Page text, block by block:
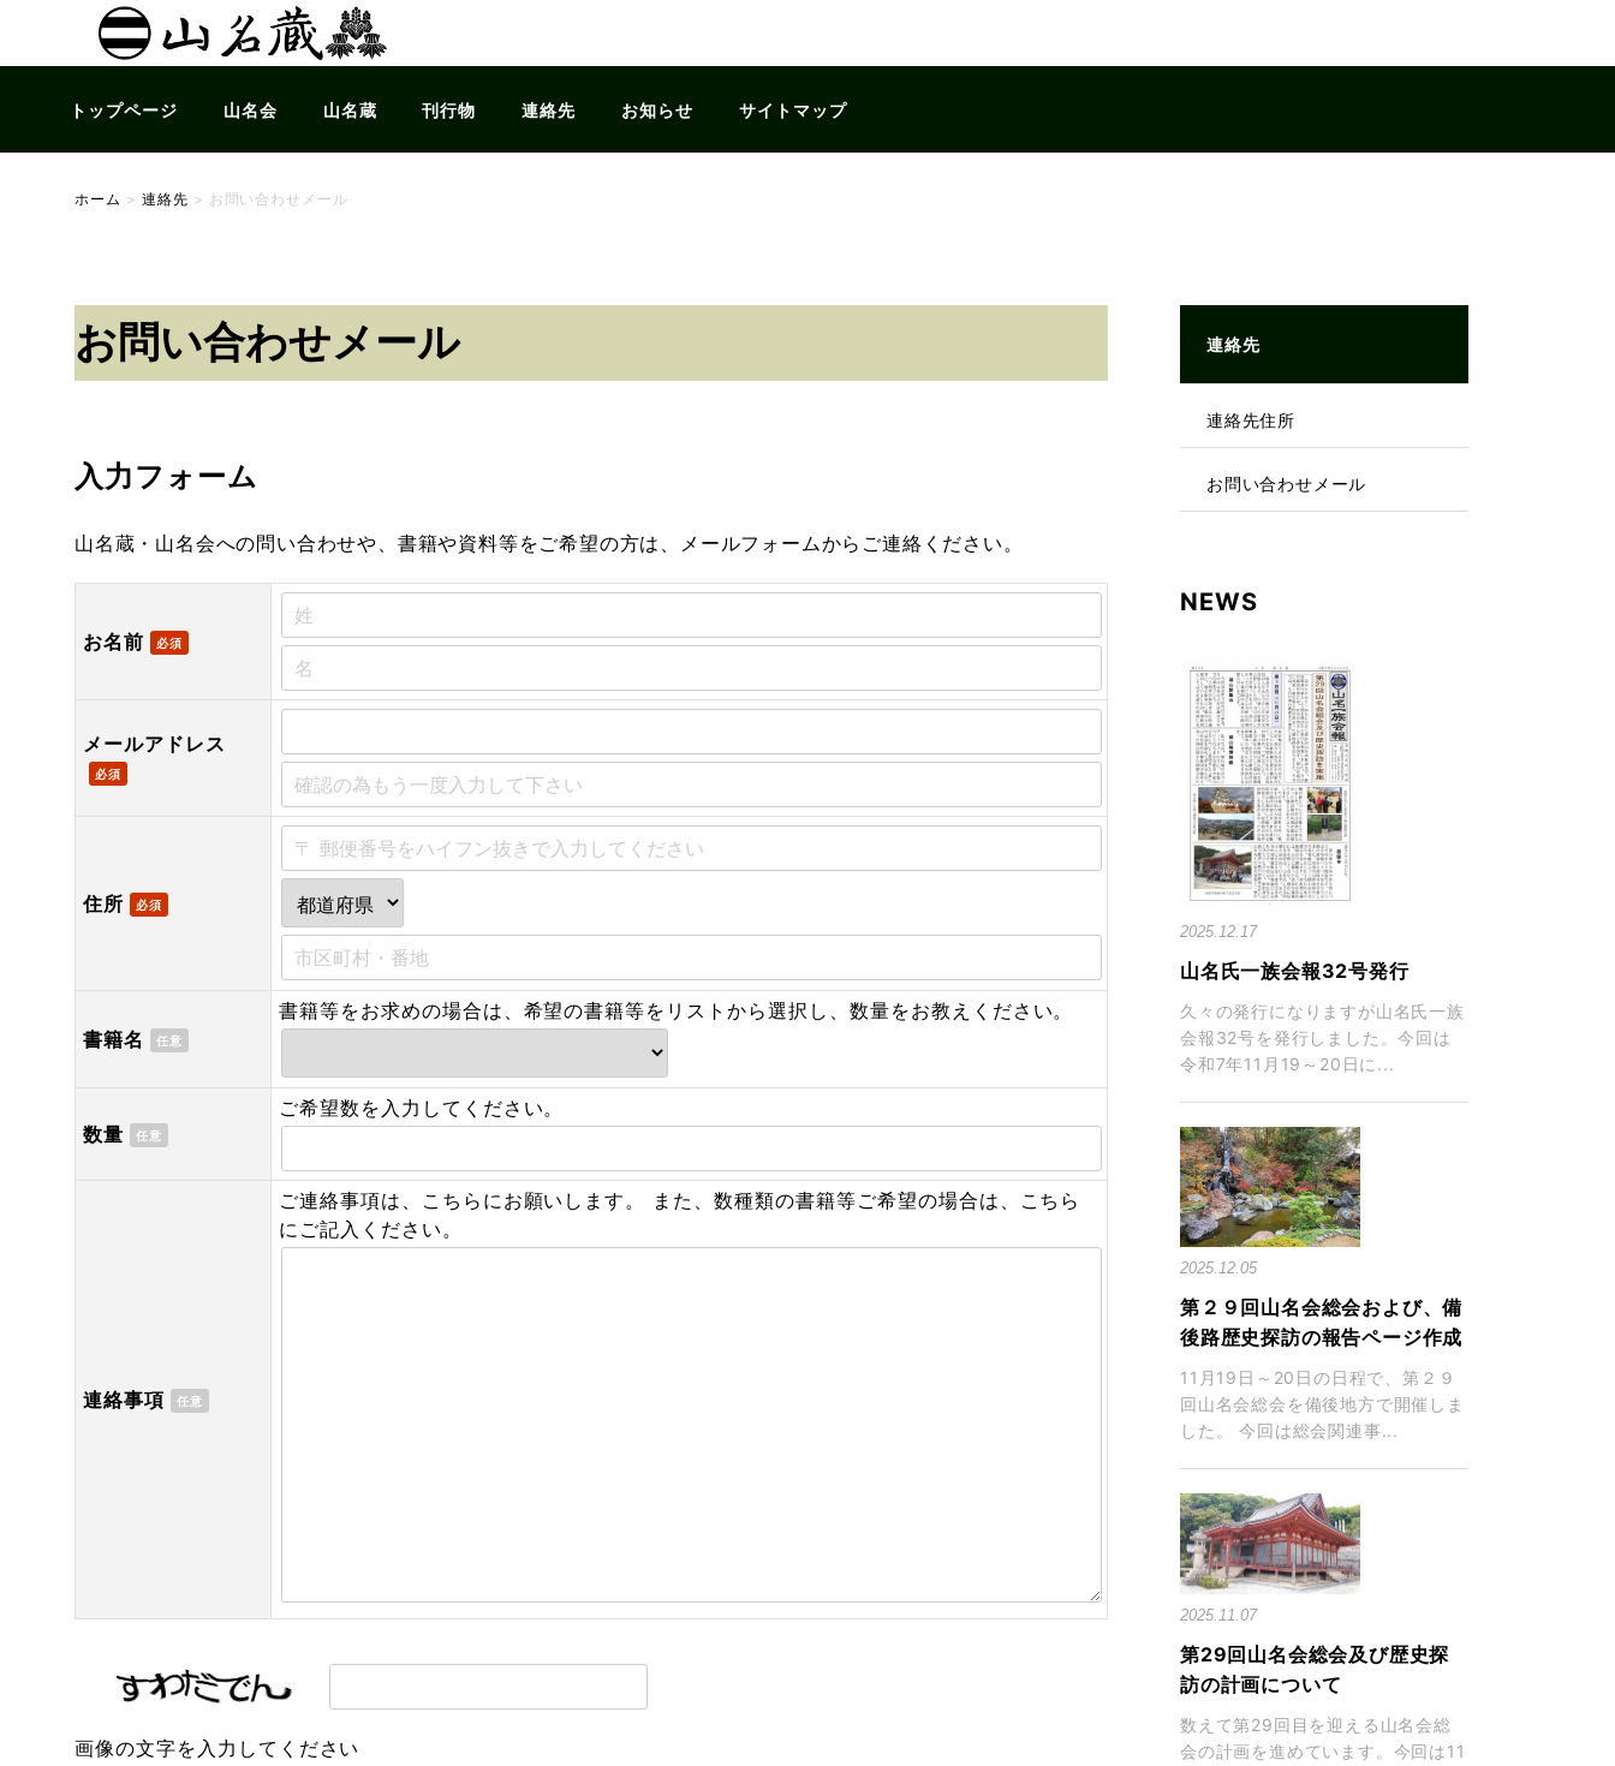
トップページ 山名会 山名蔵 刊行物 連絡先 お知らせ サイトマップ
ホーム > 連絡先 > お問い合わせメール
お問い合わせメール
入力フォーム
山名蔵・山名会への問い合わせや、書籍や資料等をご希望の方は、メールフォームからご連絡ください。
お名前 必須
メールアドレス
必須
住所 必須
書籍名 任意
書籍等をお求めの場合は、希望の書籍等をリストから選択し、数量をお教えください。
数量 任意
ご希望数を入力してください。
連絡事項 任意
ご連絡事項は、こちらにお願いします。 また、数種類の書籍等ご希望の場合は、こちら
にご記入ください。
画像の文字を入力してください
連絡先
連絡先住所
お問い合わせメール
NEWS
2025.12.17
山名氏一族会報32号発行
久々の発行になりますが山名氏一族
会報32号を発行しました。今回は
令和7年11月19～20日に...
2025.12.05
第２９回山名会総会および、備
後路歴史探訪の報告ページ作成
11月19日～20日の日程で、第２９
回山名会総会を備後地方で開催しま
した。 今回は総会関連事...
2025.11.07
第29回山名会総会及び歴史探
訪の計画について
数えて第29回目を迎える山名会総
会の計画を進めています。今回は11